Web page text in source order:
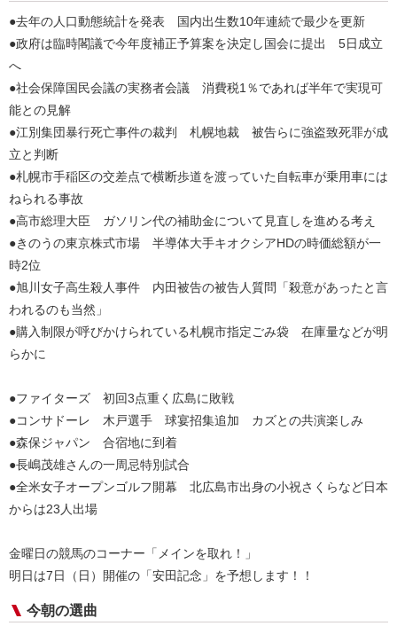
●去年の人口動態統計を発表 国内出生数10年連続で最少を更新
●政府は臨時閣議で今年度補正予算案を決定し国会に提出 5日成立
へ
●社会保障国民会議の実務者会議 消費税1％であれば半年で実現可
能との見解
●江別集団暴行死亡事件の裁判 札幌地裁 被告らに強盗致死罪が成
立と判断
●札幌市手稲区の交差点で横断歩道を渡っていた自転車が乗用車には
ねられる事故
●高市総理大臣 ガソリン代の補助金について見直しを進める考え
●きのうの東京株式市場 半導体大手キオクシアHDの時価総額が一
時2位
●旭川女子高生殺人事件 内田被告の被告人質問「殺意があったと言
われるのも当然」
●購入制限が呼びかけられている札幌市指定ごみ袋 在庫量などが明
らかに
●ファイターズ 初回3点重く広島に敗戦
●コンサドーレ 木戸選手 球宴招集追加 カズとの共演楽しみ
●森保ジャパン 合宿地に到着
●長嶋茂雄さんの一周忌特別試合
●全米女子オープンゴルフ開幕 北広島市出身の小祝さくらなど日本
からは23人出場
金曜日の競馬のコーナー「メインを取れ！」
明日は7日（日）開催の「安田記念」を予想します！！
今朝の選曲